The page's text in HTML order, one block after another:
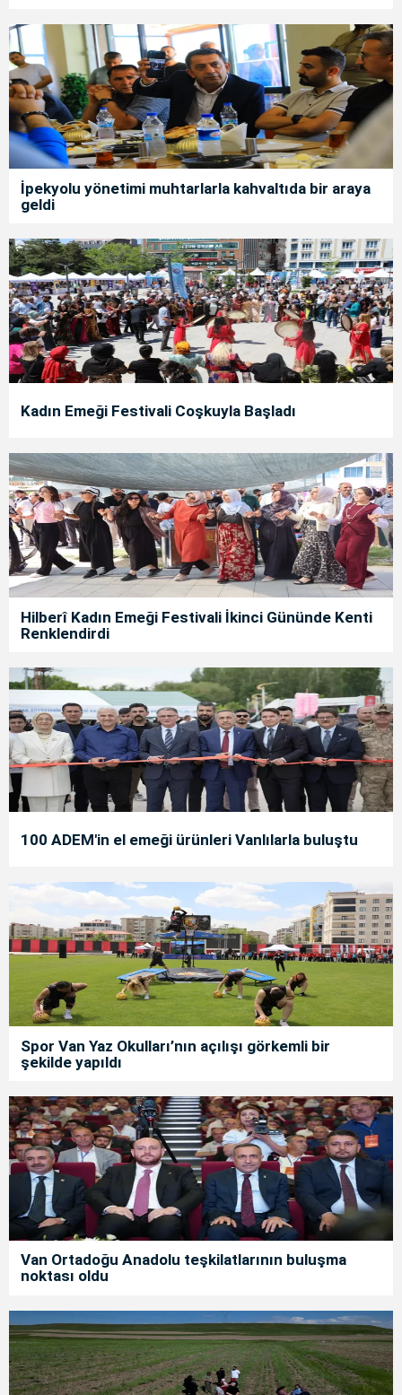
İpekyolu yönetimi muhtarlarla kahvaltıda bir araya
geldi
Kadın Emeği Festivali Coşkuyla Başladı
Hilberî Kadın Emeği Festivali İkinci Gününde Kenti
Renklendirdi
100 ADEM'in el emeği ürünleri Vanlılarla buluştu
Spor Van Yaz Okulları’nın açılışı görkemli bir
şekilde yapıldı
Van Ortadoğu Anadolu teşkilatlarının buluşma
noktası oldu